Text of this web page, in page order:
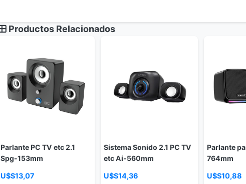
Productos Relacionados
Parlante PC TV etc 2.1
Spg-153mm
U$S13,07
Sistema Sonido 2.1 PC TV
etc Ai-560mm
U$S14,36
Parlante
764mm
U$S10,88